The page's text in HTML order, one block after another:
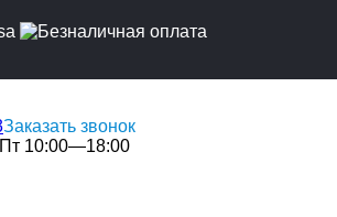
Заказать звонок
10:00—18:00